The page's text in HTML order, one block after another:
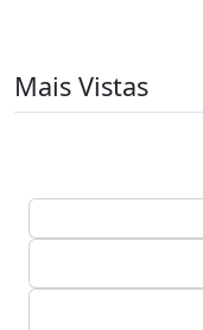
Mais Vistas